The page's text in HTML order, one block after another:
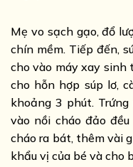
Mẹ vo sạch gạo, đổ
chín mềm. Tiếp đến,
cho vào máy xay sinh
cho hỗn hợp súp lơ,
khoảng 3 phút.
vào nồi cháo đảo
cháo ra bát, thêm vài
khẩu vị của bé và cho